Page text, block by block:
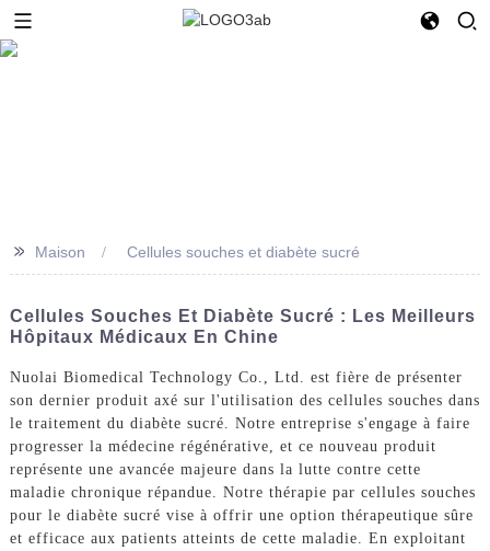
>> Maison Cellules souches et diabète sucré
Cellules Souches Et Diabète Sucré : Les Meilleurs
Hôpitaux Médicaux En Chine
Nuolai Biomedical Technology Co., Ltd. est fière de présenter
son dernier produit axé sur l'utilisation des cellules souches dans
le traitement du diabète sucré. Notre entreprise s'engage à faire
progresser la médecine régénérative, et ce nouveau produit
représente une avancée majeure dans la lutte contre cette
maladie chronique répandue. Notre thérapie par cellules souches
pour le diabète sucré vise à offrir une option thérapeutique sûre
et efficace aux patients atteints de cette maladie. En exploitant